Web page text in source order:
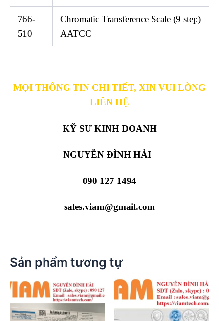
766-
510
Chromatic Transference Scale (9 step)
AATCC
MỌI THÔNG TIN CHI TIẾT, XIN VUI LÒNG
LIÊN HỆ
KỸ SƯ KINH DOANH
NGUYỄN ĐÌNH HẢI
090 127 1494
sales.viam@gmail.com
Sản phẩm tương tự